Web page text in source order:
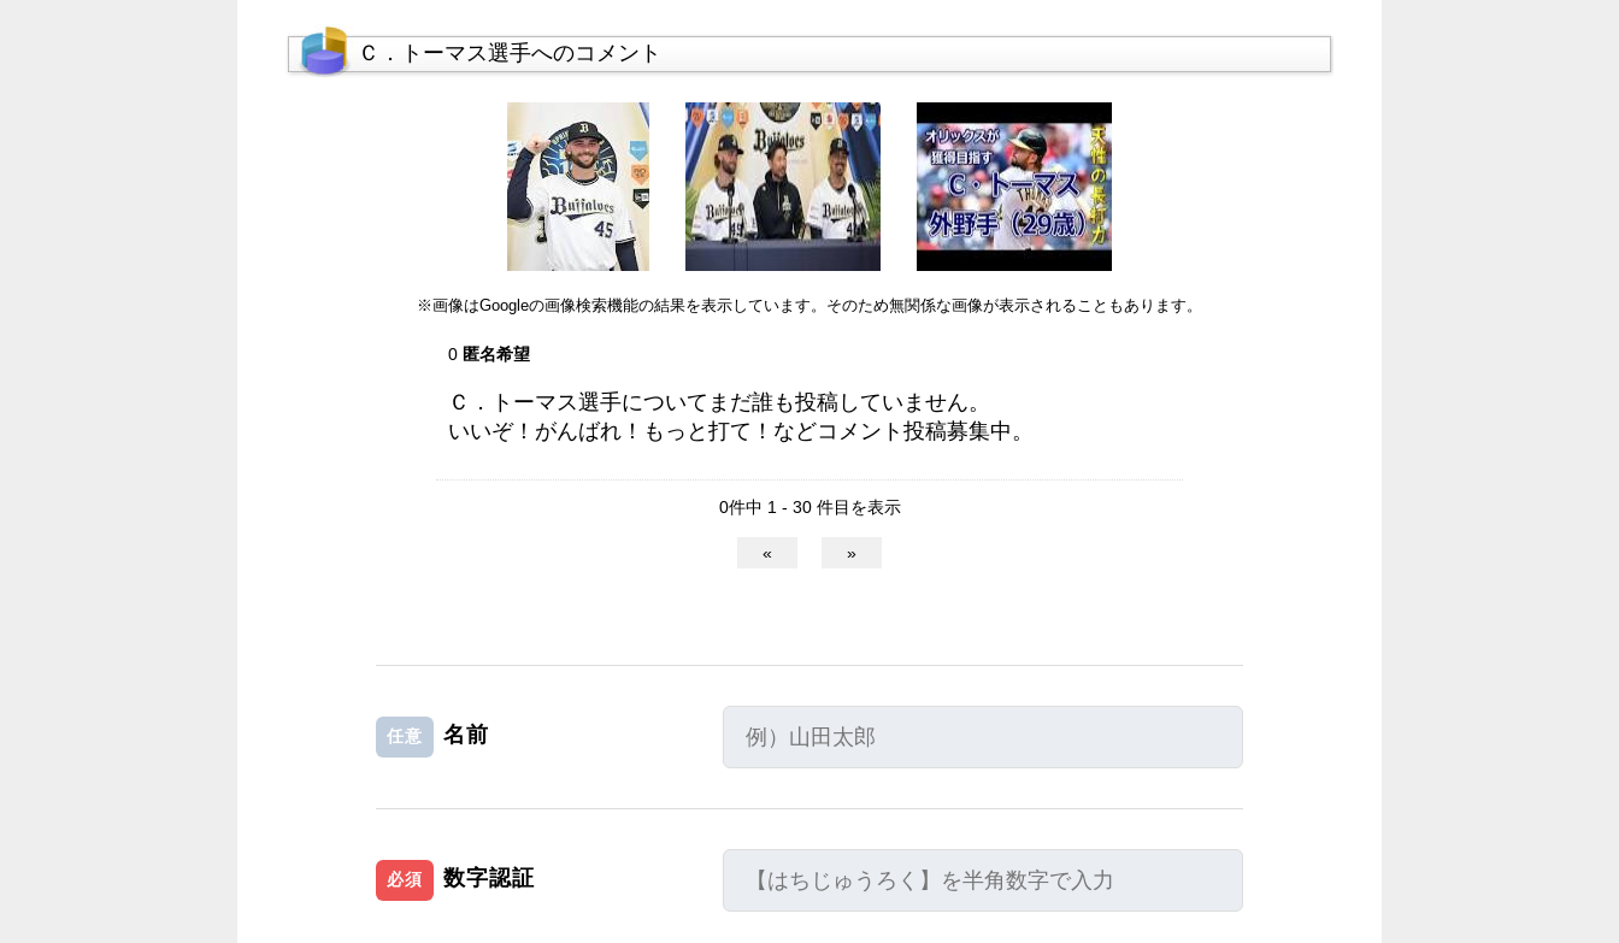
Ｃ．トーマス選手へのコメント
※画像はGoogleの画像検索機能の結果を表示しています。そのため無関係な画像が表示されることもあります。
0 匿名希望
Ｃ．トーマス選手についてまだ誰も投稿していません。
いいぞ！がんばれ！もっと打て！などコメント投稿募集中。
0件中 1 - 30 件目を表示
« »
任意 名前
必須 数字認証